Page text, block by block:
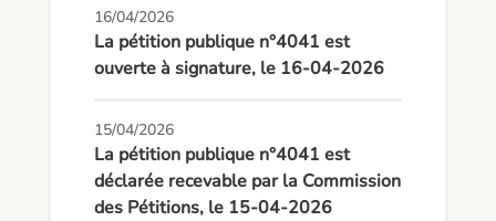
16/04/2026
La pétition publique n°4041 est
ouverte à signature, le 16-04-2026
15/04/2026
La pétition publique n°4041 est
déclarée recevable par la Commission
des Pétitions, le 15-04-2026